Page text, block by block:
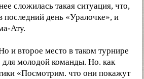
сложилась такая ситуация, что,
последний день «Уралочке», и
Ату.
и второе место в таком турнире
для молодой команды. Но. как
«Посмотрим. что они покажут